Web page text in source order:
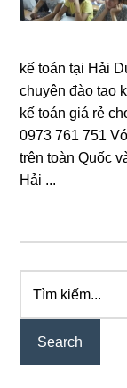
kế toán tại Hải
chuyên đào tạo
kế toán giá rẻ
0973 761 751
trên toàn Quốc
Hải ...
Primary
Sidebar
kiếm...